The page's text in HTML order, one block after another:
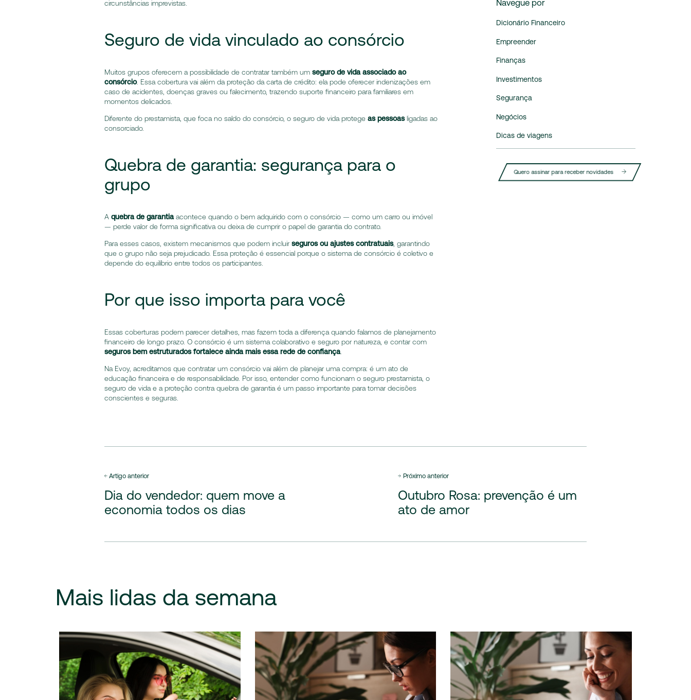
circunstâncias imprevistas.
Seguro de vida vinculado ao consórcio
Muitos grupos oferecem a possibilidade de contratar também um seguro de vida associado ao
consórcio. Essa cobertura vai além da proteção da carta de crédito: ela pode oferecer indenizações em
caso de acidentes, doenças graves ou falecimento, trazendo suporte financeiro para familiares em
momentos delicados.
Diferente do prestamista, que foca no saldo do consórcio, o seguro de vida protege as pessoasligadas ao
consorciado.
Quebra de garantia: segurança para o
grupo
A quebra de garantiaacontece quando o bem adquirido com o consórcio — como um carro ou imóvel
— perde valor de forma significativa ou deixa de cumprir o papel de garantia do contrato.
Para esses casos, existem mecanismos que podem incluir seguros ou ajustes contratuais, garantindo
que o grupo não seja prejudicado. Essa proteção é essencial porque o sistema de consórcio é coletivo e
depende do equilíbrio entre todos os participantes.
Por que isso importa para você
Essas coberturas podem parecer detalhes, mas fazem toda a diferença quando falamos de planejamento
financeiro de longo prazo. O consórcio é um sistema colaborativo e seguro por natureza, e contar com
seguros bem estruturados fortalece ainda mais essa rede de confiança.
Na Evoy, acreditamos que contratar um consórcio vai além de planejar uma compra: é um ato de
educação financeira e de responsabilidade. Por isso, entender como funcionam o seguro prestamista, o
seguro de vida e a proteção contra quebra de garantia é um passo importante para tomar decisões
conscientes e seguras.
Navegue por
Dicionário Financeiro
Empreender
Finanças
Investimentos
Segurança
Negócios
Dicas de viagens
Quero assinar para receber novidades
Artigo anterior
Dia do vendedor: quem move a
economia todos os dias
Próximo anterior
Outubro Rosa: prevenção é um
ato de amor
Mais lidas da semana